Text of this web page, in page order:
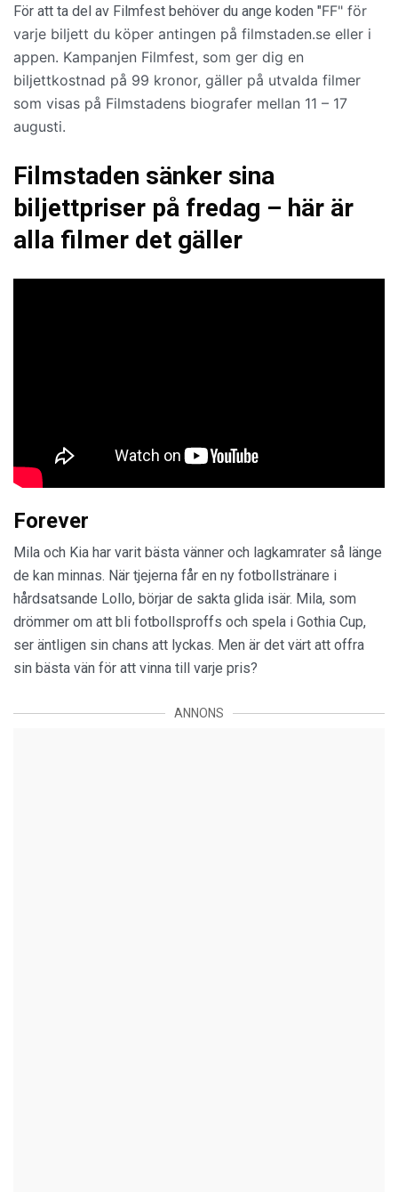
För att ta del av Filmfest behöver du ange koden "FF" för
varje biljett du köper antingen på filmstaden.se eller i
appen. Kampanjen Filmfest, som ger dig en
biljettkostnad på 99 kronor, gäller på utvalda filmer
som visas på Filmstadens biografer mellan 11 – 17
augusti.
Filmstaden sänker sina
biljettpriser på fredag – här är
alla filmer det gäller
Forever
Mila och Kia har varit bästa vänner och lagkamrater så länge
de kan minnas. När tjejerna får en ny fotbollstränare i
hårdsatsande Lollo, börjar de sakta glida isär. Mila, som
drömmer om att bli fotbollsproffs och spela i Gothia Cup,
ser äntligen sin chans att lyckas. Men är det värt att offra
sin bästa vän för att vinna till varje pris?
ANNONS